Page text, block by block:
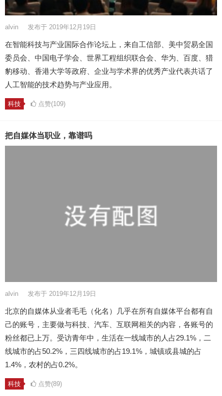
alvin 发布于 2019年12月19日
在智能科技与产业国际合作论坛上，来自工信部、美中贸易全国
委员会、中国电子学会、世界工程组织联合会、华为、百度、猎
豹移动、香港大学等政府、企业与学术界的优秀产业代表共话了
人工智能的技术趋势与产业应用。
科技 点赞(109)
把自媒体当职业，靠谱吗
alvin 发布于 2019年12月19日
北京的自媒体从业者毛毛（化名）几乎在所有自媒体平台都有自
己的账号，主要做与科技、汽车、互联网相关的内容，各账号的
粉丝都已上万。受访青年中，生活在一线城市的人占29.1%，二
线城市的占50.2%，三四线城市的占19.1%，城镇或县城的占
1.4%，农村的占0.2%。
科技 点赞(89)